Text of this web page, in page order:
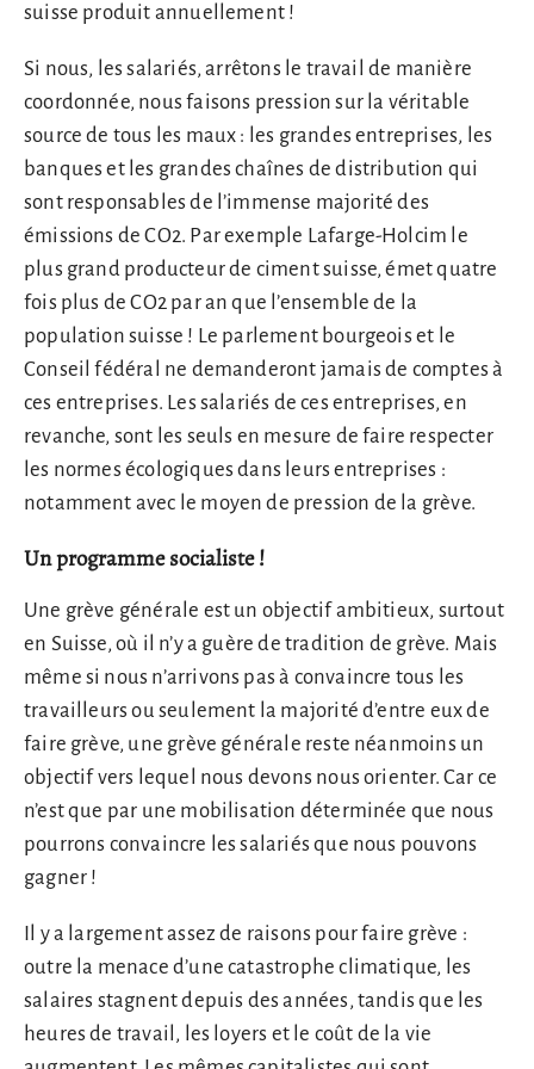
suisse produit annuellement !
Si nous, les salariés, arrêtons le travail de manière
coordonnée, nous faisons pression sur la véritable
source de tous les maux : les grandes entreprises, les
banques et les grandes chaînes de distribution qui
sont responsables de l’immense majorité des
émissions de CO2. Par exemple Lafarge-Holcim le
plus grand producteur de ciment suisse, émet quatre
fois plus de CO2 par an que l’ensemble de la
population suisse ! Le parlement bourgeois et le
Conseil fédéral ne demanderont jamais de comptes à
ces entreprises. Les salariés de ces entreprises, en
revanche, sont les seuls en mesure de faire respecter
les normes écologiques dans leurs entreprises :
notamment avec le moyen de pression de la grève.
Un programme socialiste !
Une grève générale est un objectif ambitieux, surtout
en Suisse, où il n’y a guère de tradition de grève. Mais
même si nous n’arrivons pas à convaincre tous les
travailleurs ou seulement la majorité d’entre eux de
faire grève, une grève générale reste néanmoins un
objectif vers lequel nous devons nous orienter. Car ce
n’est que par une mobilisation déterminée que nous
pourrons convaincre les salariés que nous pouvons
gagner !
Il y a largement assez de raisons pour faire grève :
outre la menace d’une catastrophe climatique, les
salaires stagnent depuis des années, tandis que les
heures de travail, les loyers et le coût de la vie